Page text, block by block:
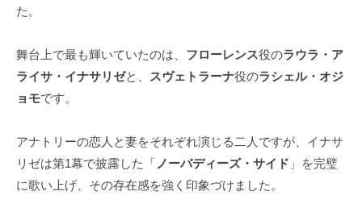
た。
舞台上で最も輝いていたのは、 フローレンス役のラウラ・ア
ライサ・イナサリゼと、 スヴェトラーナ役のラシェル・オジ
ョモです。
アナトリーの恋人と妻をそれぞれ演じる二人ですが、イナサ
リゼは第1幕で披露した「ノーバディーズ・サイド 」を完璧
に歌い上げ、その存在感を強く印象づけました。